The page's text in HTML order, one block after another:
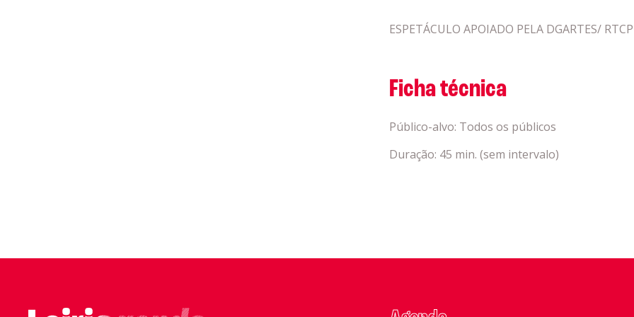
ESPETÁCULO APOIADO PELA DGARTES/ RTCP
Ficha técnica
Público-alvo: Todos os públicos
Duração: 45 min. (sem intervalo)